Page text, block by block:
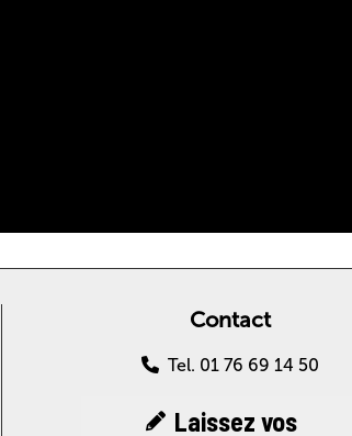
Contact
Tel. 01 76 69 14 50
Laissez vos